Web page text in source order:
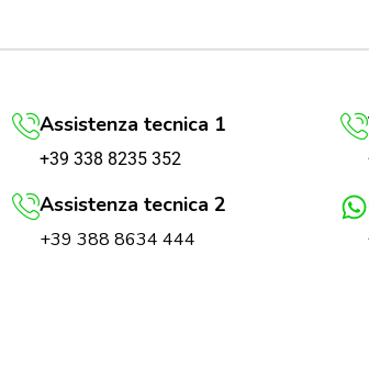
Assistenza tecnica 1
+39 338 8235 352
Assistenza tecnica 2
+39 388 8634 444